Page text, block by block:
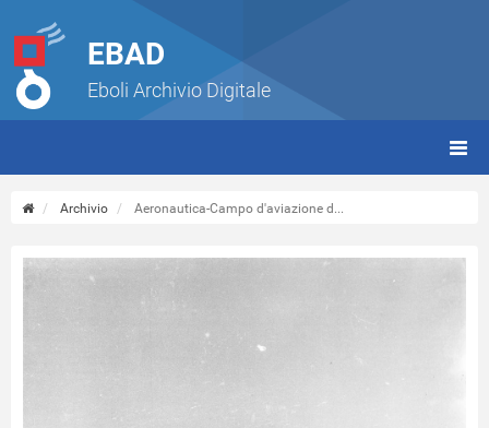
EBAD
Eboli Archivio Digitale
Archivio Aeronautica-Campo d'aviazione d...